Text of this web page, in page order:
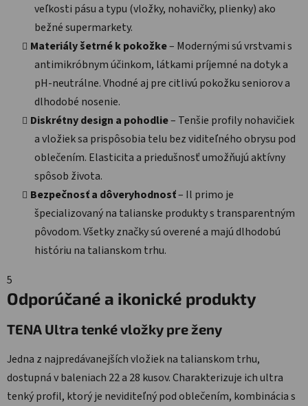
veľkosti pásu a typu (vložky, nohavičky, plienky) ako
bežné supermarkety.
Materiály šetrné k pokožke– Modernými sú vrstvami s
antimikróbnym účinkom, látkami príjemné na dotyk a
pH-neutrálne. Vhodné aj pre citlivú pokožku seniorov a
dlhodobé nosenie.
Diskrétny design a pohodlie– Tenšie profily nohavičiek
a vložiek sa prispôsobia telu bez viditeľného obrysu pod
oblečením. Elasticita a priedušnosť umožňujú aktívny
spôsob života.
Bezpečnosť a dôveryhodnosť– Il primo je
špecializovaný na talianske produkty s transparentným
pôvodom. Všetky značky sú overené a majú dlhodobú
históriu na talianskom trhu.
5
Odporúčané a ikonické produkty
TENA Ultra tenké vložky pre ženy
Jedna z najpredávanejších vložiek na talianskom trhu,
dostupná v baleniach 22 a 28 kusov. Charakterizuje ich ultra
tenký profil, ktorý je neviditeľný pod oblečením, kombinácia s